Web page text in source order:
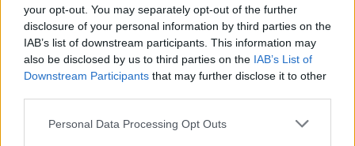
your opt-out. You may separately opt-out of the further
disclosure of your personal information by third parties on the
IAB’s list of downstream participants. This information may
also be disclosed by us to third parties on the IAB’s List of
Downstream Participants that may further disclose it to other
Personal Data Processing Opt Outs
Weboldal:http://bav-art.hu
Bemutatkozás: Az ország legnagyobb múltú, 240 esztendeje
jogfolytonosan működő magyar vállalkozásaként a BÁV ZRt.
óriási tapasztalatával, szakmai tekintélyével és
megbízhatóságával hagyományosan a magyar
műkereskedelem meghatározó szereplője. A 2007-ben
műkereskedelem egyik legfontosabb színterévé, kereskedelmi